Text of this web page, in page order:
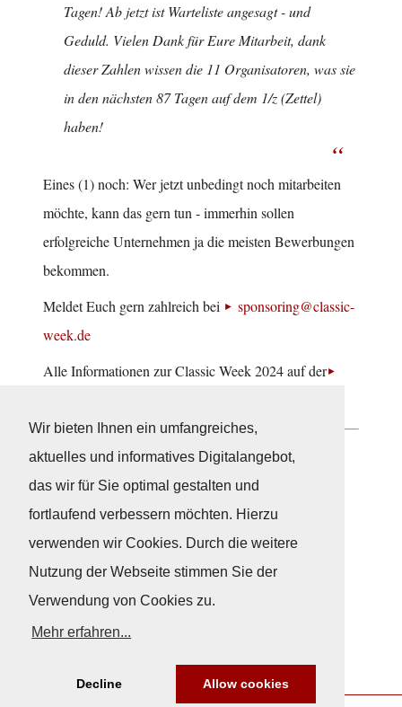
Wir bieten Ihnen ein umfangreiches,
aktuelles und informatives Digitalangebot,
das wir für Sie optimal gestalten und
fortlaufend verbessern möchten. Hierzu
verwenden wir Cookies. Durch die weitere
Nutzung der Webseite stimmen Sie der
Verwendung von Cookies zu.
Mehr erfahren...
Decline Allow cookies
Tagen! Ab jetzt ist Warteliste angesagt - und
Geduld. Vielen Dank für Eure Mitarbeit, dank
dieser Zahlen wissen die 11 Organisatoren, was sie
in den nächsten 87 Tagen auf dem 1/z (Zettel)
haben!
Eines (1) noch: Wer jetzt unbedingt noch mitarbeiten
möchte, kann das gern tun - immerhin sollen
erfolgreiche Unternehmen ja die meisten Bewerbungen
bekommen.
Meldet Euch gern zahlreich bei
sponsoring@classic-
week.de
Alle Informationen zur Classic Week 2024 auf der
Neuigkeiten